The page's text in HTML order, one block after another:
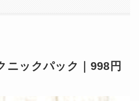
ニックパック｜998円